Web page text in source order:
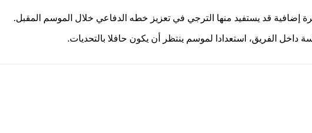
إضافية قد يستفيد منها الترجي في تعزيز خطه الدفاعي خلال الموسم المقبل.
داخل الفريق، استعدادا لموسم ينتظر أن يكون حافلا بالتحديات.